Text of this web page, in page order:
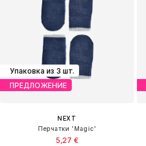
Упаковка из 3 шт.
ПРЕДЛОЖЕНИЕ
NEXT
Перчатки 'Magic'
5,27 €